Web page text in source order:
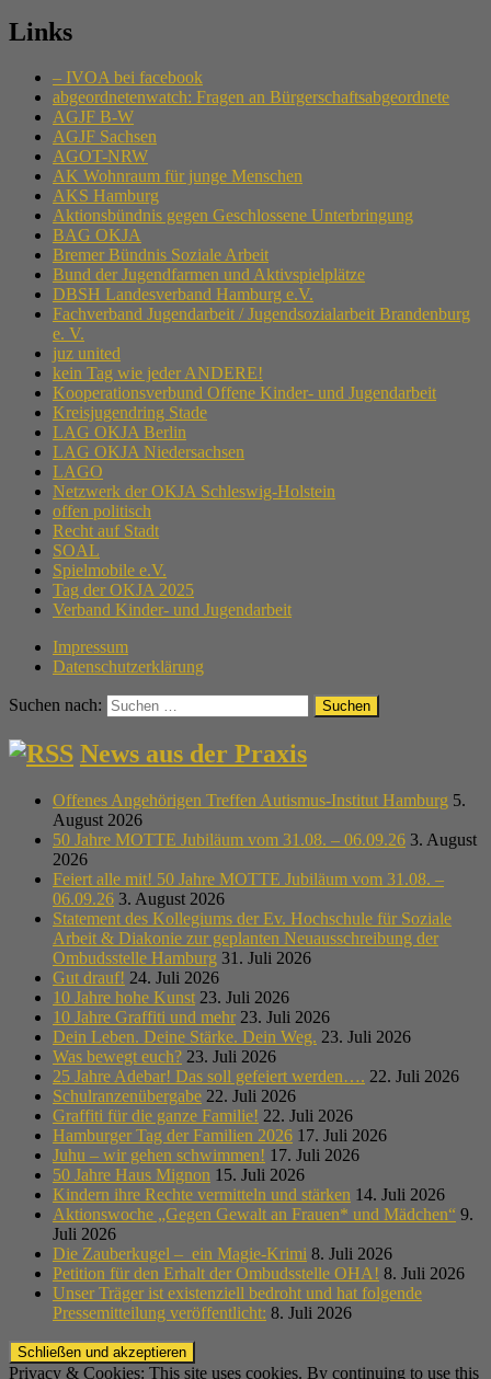
Links
– IVOA bei facebook
abgeordnetenwatch: Fragen an Bürgerschaftsabgeordnete
AGJF B-W
AGJF Sachsen
AGOT-NRW
AK Wohnraum für junge Menschen
AKS Hamburg
Aktionsbündnis gegen Geschlossene Unterbringung
BAG OKJA
Bremer Bündnis Soziale Arbeit
Bund der Jugendfarmen und Aktivspielplätze
DBSH Landesverband Hamburg e.V.
Fachverband Jugendarbeit / Jugendsozialarbeit Brandenburg
e. V.
juz united
kein Tag wie jeder ANDERE!
Kooperationsverbund Offene Kinder- und Jugendarbeit
Kreisjugendring Stade
LAG OKJA Berlin
LAG OKJA Niedersachsen
LAGO
Netzwerk der OKJA Schleswig-Holstein
offen politisch
Recht auf Stadt
SOAL
Spielmobile e.V.
Tag der OKJA 2025
Verband Kinder- und Jugendarbeit
Impressum
Datenschutzerklärung
Suchen nach:
News aus der Praxis
Offenes Angehörigen Treffen Autismus-Institut Hamburg 5.
August 2026
50 Jahre MOTTE Jubiläum vom 31.08. – 06.09.26 3. August
2026
Feiert alle mit! 50 Jahre MOTTE Jubiläum vom 31.08. –
06.09.26 3. August 2026
Statement des Kollegiums der Ev. Hochschule für Soziale
Arbeit & Diakonie zur geplanten Neuausschreibung der
Ombudsstelle Hamburg 31. Juli 2026
Gut drauf! 24. Juli 2026
10 Jahre hohe Kunst 23. Juli 2026
10 Jahre Graffiti und mehr 23. Juli 2026
Dein Leben. Deine Stärke. Dein Weg. 23. Juli 2026
Was bewegt euch? 23. Juli 2026
25 Jahre Adebar! Das soll gefeiert werden…. 22. Juli 2026
Schulranzenübergabe 22. Juli 2026
Graffiti für die ganze Familie! 22. Juli 2026
Hamburger Tag der Familien 2026 17. Juli 2026
Juhu – wir gehen schwimmen! 17. Juli 2026
50 Jahre Haus Mignon 15. Juli 2026
Kindern ihre Rechte vermitteln und stärken 14. Juli 2026
Aktionswoche „Gegen Gewalt an Frauen* und Mädchen“ 9.
Juli 2026
Die Zauberkugel – ein Magie-Krimi 8. Juli 2026
Petition für den Erhalt der Ombudsstelle OHA! 8. Juli 2026
Unser Träger ist existenziell bedroht und hat folgende
Pressemitteilung veröffentlicht: 8. Juli 2026
Privacy & Cookies: This site uses cookies. By continuing to use this